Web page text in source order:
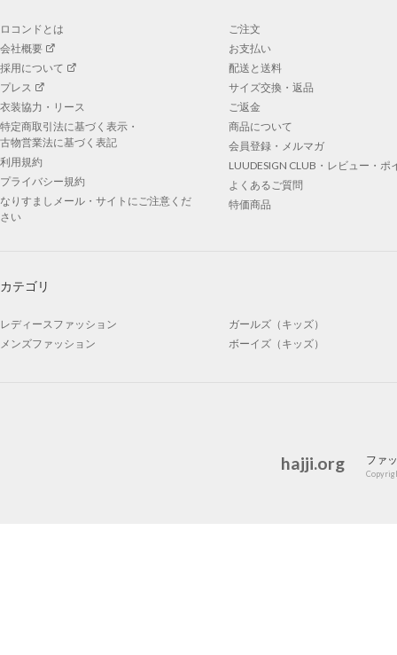
ロコンドとは
会社概要
採用について
プレス
衣装協力・リース
特定商取引法に基づく表示・
古物営業法に基づく表記
利用規約
プライバシー規約
なりすましメール・サイトにご注意くだ
さい
ご注文
お支払い
配送と送料
サイズ交換・返品
ご返金
商品について
会員登録・メルマガ
LUUDESIGN CLUB・レビュー・ポ
よくあるご質問
特価商品
カテゴリ
レディースファッション
メンズファッション
ガールズ（キッズ）
ボーイズ（キッズ）
hajji.org ファ